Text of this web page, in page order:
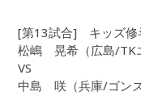
[第13試合] キッズ
松嶋 晃希（広島/TK
VS
中島 咲（兵庫/ゴンズ